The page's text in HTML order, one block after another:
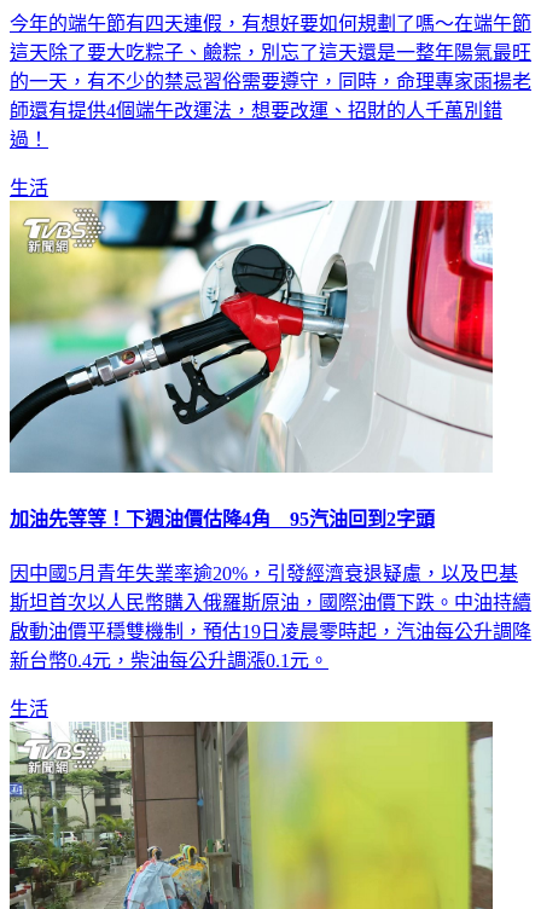
今年的端午節有四天連假，有想好要如何規劃了嗎～在端午節
這天除了要大吃粽子、鹼粽，別忘了這天還是一整年陽氣最旺
的一天，有不少的禁忌習俗需要遵守，同時，命理專家雨揚老
師還有提供4個端午改運法，想要改運、招財的人千萬別錯
過！
生活
加油先等等！下週油價估降4角 95汽油回到2字頭
因中國5月青年失業率逾20%，引發經濟衰退疑慮，以及巴基
斯坦首次以人民幣購入俄羅斯原油，國際油價下跌。中油持續
啟動油價平穩雙機制，預估19日凌晨零時起，汽油每公升調降
新台幣0.4元，柴油每公升調漲0.1元。
生活